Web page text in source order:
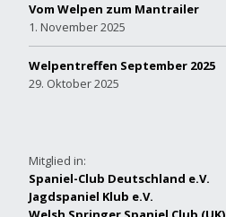
Vom Welpen zum Mantrailer
1. November 2025
Welpentreffen September 2025
29. Oktober 2025
Mitglied in:
Spaniel-Club Deutschland e.V.
Jagdspaniel Klub e.V.